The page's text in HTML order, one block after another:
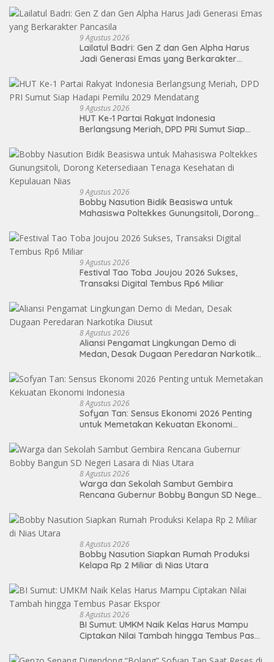
9 Agustus 2026
Lailatul Badri: Gen Z dan Gen Alpha Harus
Jadi Generasi Emas yang Berkarakter
9 Agustus 2026
HUT Ke-1 Partai Rakyat Indonesia
Berlangsung Meriah, DPD PRI Sumut Siap
9 Agustus 2026
Bobby Nasution Bidik Beasiswa untuk
Mahasiswa Poltekkes Gunungsitoli, Dorong
Kepulauan Nias
9 Agustus 2026
Festival Tao Toba Joujou 2026 Sukses,
Transaksi Digital Tembus Rp6 Miliar
8 Agustus 2026
Aliansi Pengamat Lingkungan Demo di
Medan, Desak Dugaan Peredaran Narkotika
8 Agustus 2026
Sofyan Tan: Sensus Ekonomi 2026 Penting
untuk Memetakan Kekuatan Ekonomi
8 Agustus 2026
Warga dan Sekolah Sambut Gembira
Rencana Gubernur Bobby Bangun SD Negeri
8 Agustus 2026
Bobby Nasution Siapkan Rumah Produksi
Kelapa Rp 2 Miliar di Nias Utara
8 Agustus 2026
BI Sumut: UMKM Naik Kelas Harus Mampu
Ciptakan Nilai Tambah hingga Tembus Pasar